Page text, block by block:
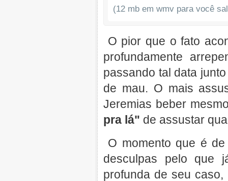
(12 mb em wmv para você
O pior que o fato
profundamente
passando tal data
de mau. O mais
Jeremias beber
pra lá" de assustar
O momento que é
desculpas pelo que
profunda de seu